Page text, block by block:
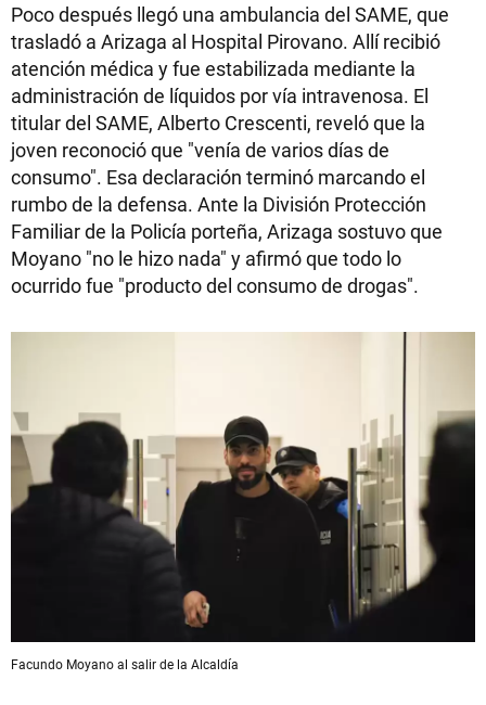
Poco después llegó una ambulancia del SAME, que
trasladó a Arizaga al Hospital Pirovano. Allí recibió
atención médica y fue estabilizada mediante la
administración de líquidos por vía intravenosa. El
titular del SAME, Alberto Crescenti, reveló que la
joven reconoció que "venía de varios días de
consumo". Esa declaración terminó marcando el
rumbo de la defensa. Ante la División Protección
Familiar de la Policía porteña, Arizaga sostuvo que
Moyano "no le hizo nada" y afirmó que todo lo
ocurrido fue "producto del consumo de drogas".
Facundo Moyano al salir de la Alcaldía